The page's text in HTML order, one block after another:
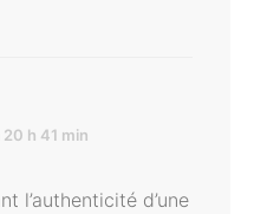
h 41 min
l’authenticité d’une